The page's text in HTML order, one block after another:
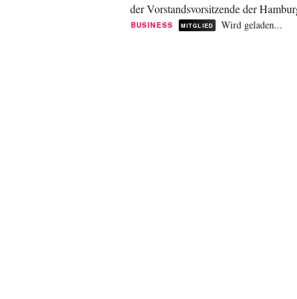
der Vorstandsvorsitzende der
Fielmann...
BUSINESS MITGLIED Wird geladen...